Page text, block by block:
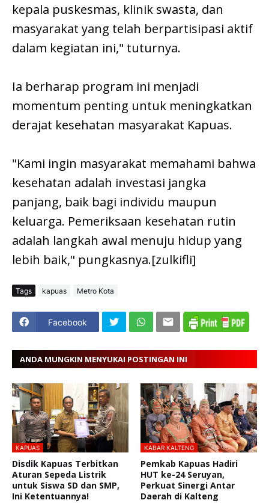
kepala puskesmas, klinik swasta, dan
masyarakat yang telah berpartisipasi aktif
dalam kegiatan ini," tuturnya.
Ia berharap program ini menjadi
momentum penting untuk meningkatkan
derajat kesehatan masyarakat Kapuas.
"Kami ingin masyarakat memahami bahwa
kesehatan adalah investasi jangka
panjang, baik bagi individu maupun
keluarga. Pemeriksaan kesehatan rutin
adalah langkah awal menuju hidup yang
lebih baik," pungkasnya.[zulkifli]
Tags kapuas Metro Kota
Facebook
ANDA MUNGKIN MENYUKAI POSTINGAN INI
KAPUAS
Disdik Kapuas Terbitkan
Aturan Sepeda Listrik
untuk Siswa SD dan SMP,
Ini Ketentuannya!
KABAR KALTENG
Pemkab Kapuas Hadiri
HUT ke-24 Seruyan,
Perkuat Sinergi Antar
Daerah di Kalteng